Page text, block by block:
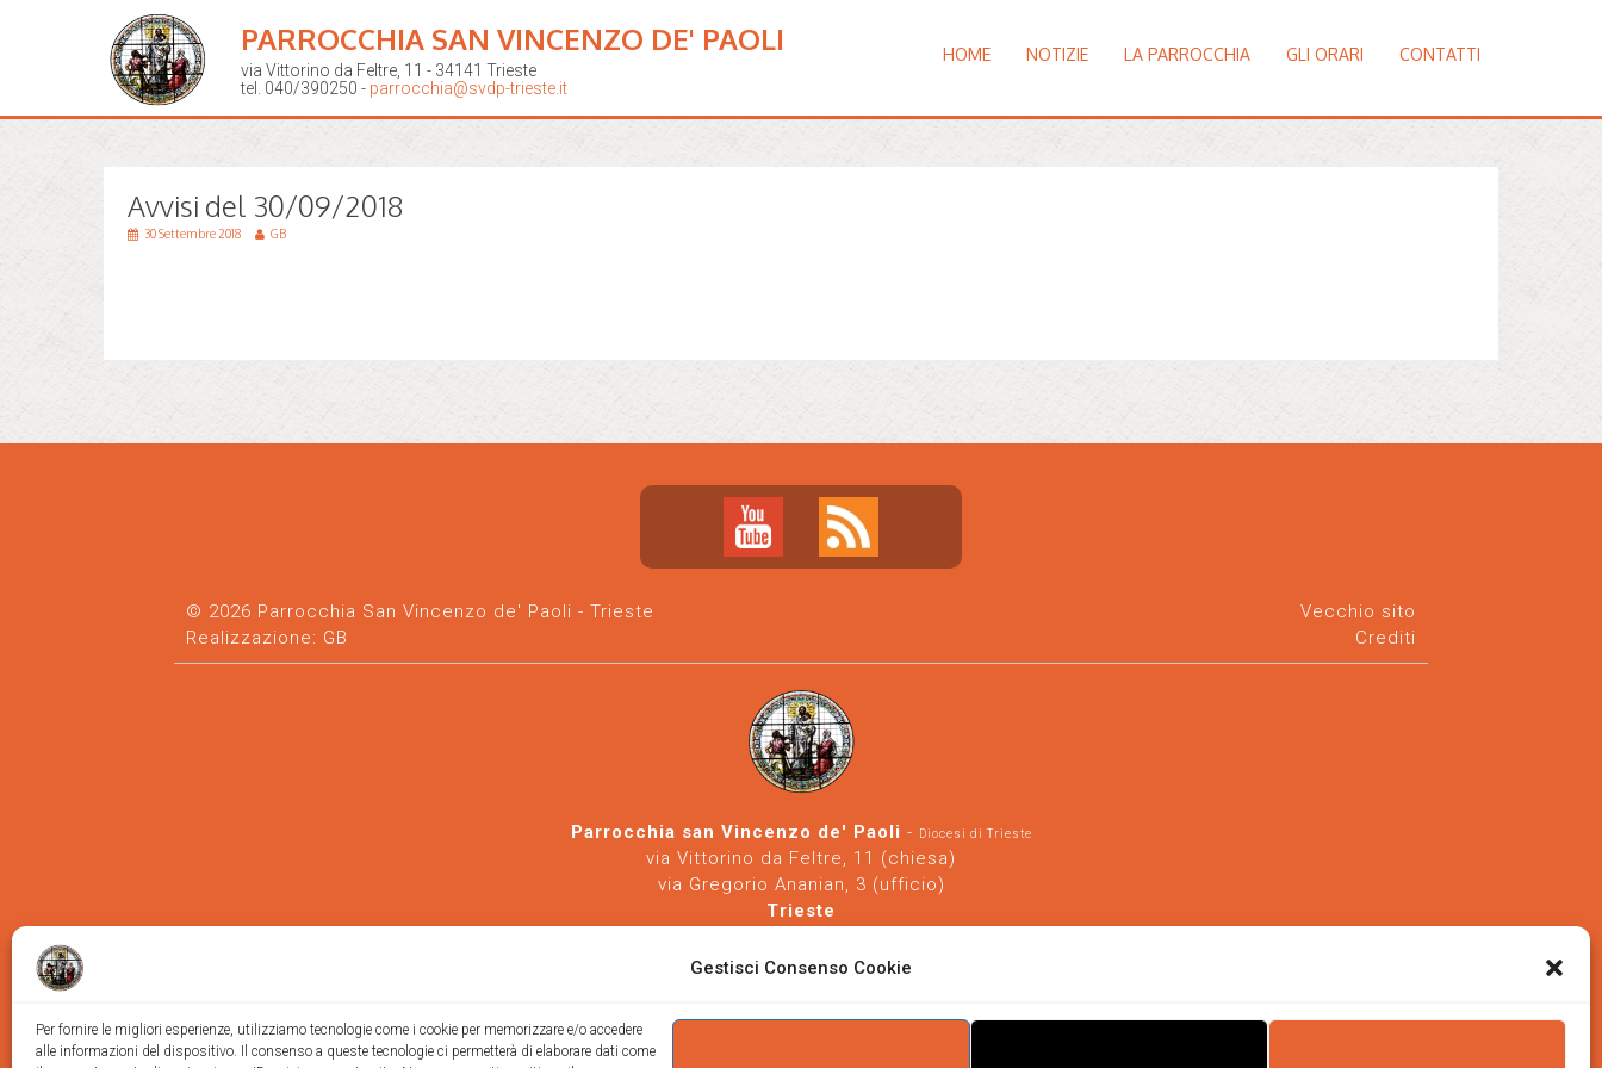
Gestisci Consenso Cookie
Per fornire le migliori esperienze, utilizziamo tecnologie come i cookie per memorizzare e/o accedere
alle informazioni del dispositivo. Il consenso a queste tecnologie ci permetterà di elaborare dati come
PARROCCHIA SAN VINCENZO DE' PAOLI
via Vittorino da Feltre, 11 - 34141 Trieste
tel. 040/390250 - parrocchia@svdp-trieste.it
HOME NOTIZIE LA PARROCCHIA GLI ORARI CONTATTI
Avvisi del 30/09/2018
30 Settembre 2018 GB
© 2026 Parrocchia San Vincenzo de' Paoli - Trieste
Realizzazione: GB
Vecchio sito
Crediti
Parrocchia san Vincenzo de' Paoli - Diocesi di Trieste
via Vittorino da Feltre, 11 (chiesa)
via Gregorio Ananian, 3 (ufficio)
Trieste
https://www.svdp-trieste.it-parrocchia@svdp-trieste.it
Informativa privacy-Informativa cookie